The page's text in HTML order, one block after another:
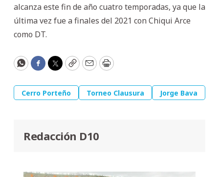
alcanza este fin de año cuatro temporadas, ya que la
última vez fue a finales del 2021 con Chiqui Arce
como DT.
WhatsApp
Facebook
Twitter
CopyEmailPrint
Cerro Porteño Torneo Clausura Jorge Bava
Redacción D10